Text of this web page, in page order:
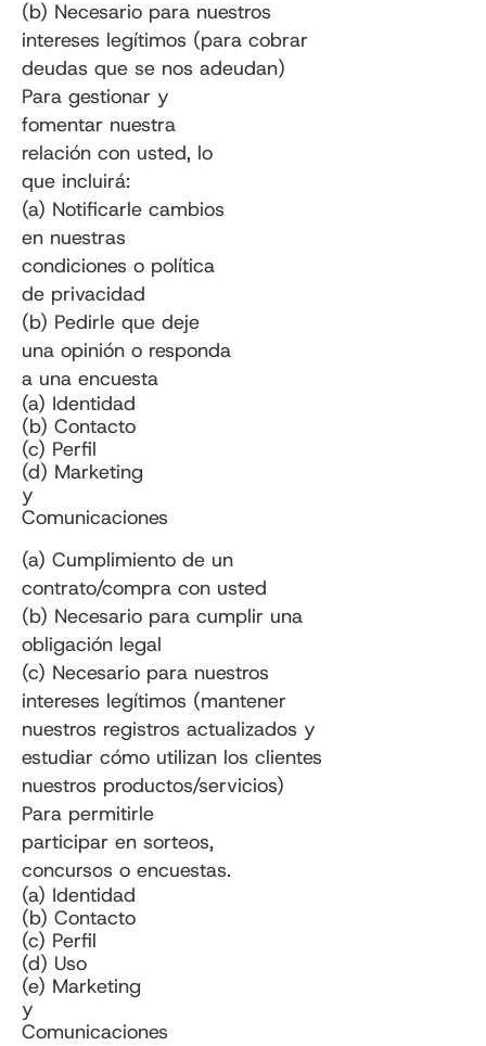
(b) Necesario para nuestros
intereses legítimos (para cobrar
deudas que se nos adeudan)
Para gestionar y
fomentar nuestra
relación con usted, lo
que incluirá:
(a) Notificarle cambios
en nuestras
condiciones o política
de privacidad
(b) Pedirle que deje
una opinión o responda
a una encuesta
(a) Identidad
(b) Contacto
(c) Perfil
(d) Marketing
y
Comunicaciones
(a) Cumplimiento de un
contrato/compra con usted
(b) Necesario para cumplir una
obligación legal
(c) Necesario para nuestros
intereses legítimos (mantener
nuestros registros actualizados y
estudiar cómo utilizan los clientes
nuestros productos/servicios)
Para permitirle
participar en sorteos,
concursos o encuestas.
(a) Identidad
(b) Contacto
(c) Perfil
(d) Uso
(e) Marketing
y
Comunicaciones